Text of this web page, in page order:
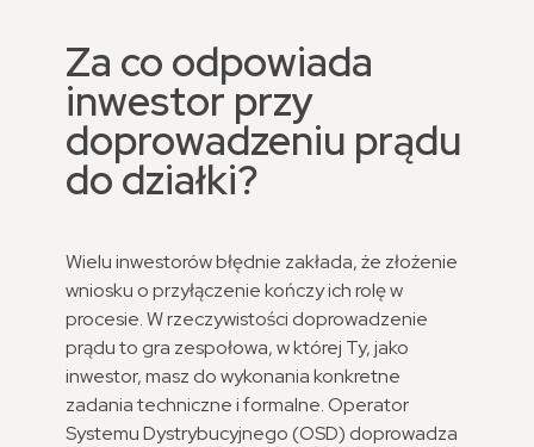
Za co odpowiada
inwestor przy
doprowadzeniu prądu
do działki?
Wielu inwestorów błędnie zakłada, że złożenie
wniosku o przyłączenie kończy ich rolę w
procesie. W rzeczywistości doprowadzenie
prądu to gra zespołowa, w której Ty, jako
inwestor, masz do wykonania konkretne
zadania techniczne i formalne. Operator
Systemu Dystrybucyjnego (OSD) doprowadza